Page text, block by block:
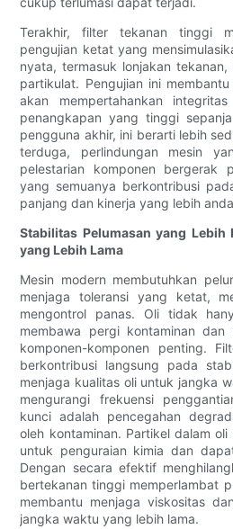
Terakhir, filter tekanan tinggi
pengujian ketat yang
nyata, termasuk lonjakan
partikulat. Pengujian ini
akan mempertahankan
penangkapan yang tinggi
pengguna akhir, ini berarti lebih
terduga, perlindungan mesin
pelestarian komponen bergerak
yang semuanya berkontribusi
panjang dan kinerja yang lebih
Stabilitas Pelumasan yang Lebih
yang Lebih Lama
Mesin modern membutuhkan
menjaga toleransi yang ketat,
mengontrol panas. Oli tidak
membawa pergi kontaminan dan
komponen-komponen penting.
berkontribusi langsung pada
menjaga kualitas oli untuk jangka
mengurangi frekuensi
kunci adalah pencegahan
oleh kontaminan. Partikel dalam
untuk penguraian kimia dan
Dengan secara efektif
bertekanan tinggi memperlambat
membantu menjaga viskositas
jangka waktu yang lebih lama.